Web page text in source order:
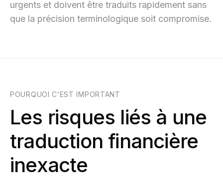
urgents et doivent être traduits rapidement sans
que la précision terminologique soit compromise.
POURQUOI C’EST IMPORTANT
Les risques liés à une
traduction financière
inexacte